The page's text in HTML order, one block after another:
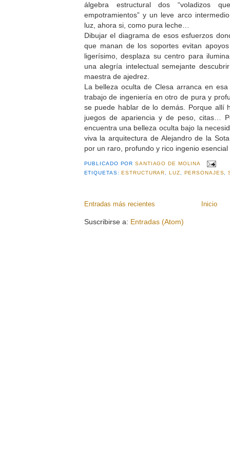
álgebra estructural dos “voladizos
empotramientos” y un leve arco
luz, ahora si, como pura leche…
Dibujar el diagrama de esos esfuerzos
que manan de los soportes evitan
ligerísimo, desplaza su centro para
una alegría intelectual semejante
maestra de ajedrez.
La belleza oculta de Clesa arranca en
trabajo de ingeniería en otro de pura y
se puede hablar de lo demás. Porque allí
juegos de apariencia y de peso, citas…
encuentra una belleza oculta bajo la
viva la arquitectura de Alejandro de la
por un raro, profundo y rico ingenio
PUBLICADO PORSANTIAGO DE MOLINA
ETIQUETAS:ESTRUCTURAR ,LUZ PERSONAJES ,
Entradas más recientes Inicio
Suscribirse a: Entradas (Atom)